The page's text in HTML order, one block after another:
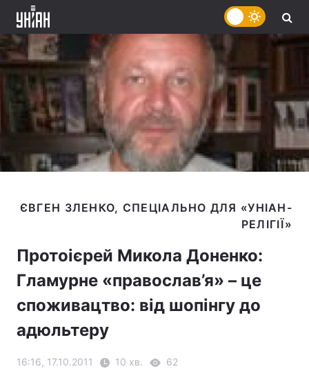
ЄВГЕН ЗЛЕНКО, СПЕЦІАЛЬНО ДЛЯ «УНІАН-
Протоієрей Микола Доненко:
Гламурне «православ’я» – це
споживацтво: від шопінгу до
адюльтеру
16:16, 17.10.2011 10 хв. 62